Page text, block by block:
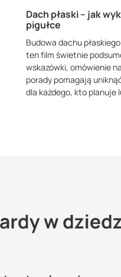
Dach płaski – jak
pigułce
Budowa dachu
ten film świetnie
wskazówki, omówienie
porady pomagają
dla każdego, kto planuje